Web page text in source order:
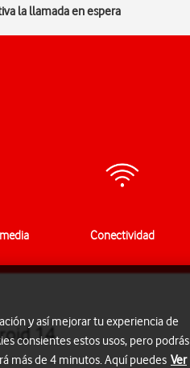
la llamada en espera
Conectividad
14
y así mejorar tu experiencia de
consientes estos usos, pero podrás
más de 4 minutos. Aquí puedes Ver